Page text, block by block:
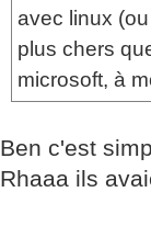
avec linux
plus chers
microsoft, à
Ben c'est
Rhaaa ils